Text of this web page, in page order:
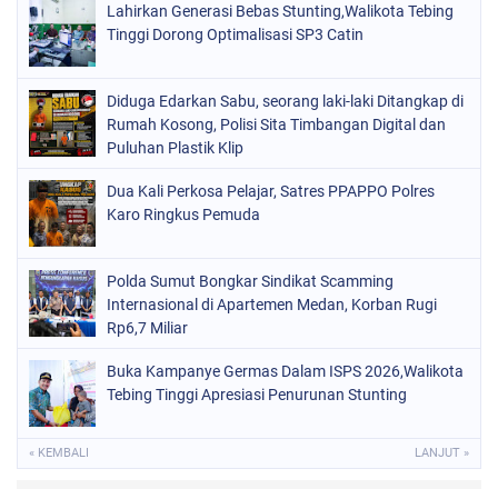
Lahirkan Generasi Bebas Stunting,Walikota Tebing
Tinggi Dorong Optimalisasi SP3 Catin
Diduga Edarkan Sabu, seorang laki-laki Ditangkap di
Rumah Kosong, Polisi Sita Timbangan Digital dan
Puluhan Plastik Klip
Dua Kali Perkosa Pelajar, Satres PPAPPO Polres
Karo Ringkus Pemuda
Polda Sumut Bongkar Sindikat Scamming
Internasional di Apartemen Medan, Korban Rugi
Rp6,7 Miliar
Buka Kampanye Germas Dalam ISPS 2026,Walikota
Tebing Tinggi Apresiasi Penurunan Stunting
« KEMBALI LANJUT »